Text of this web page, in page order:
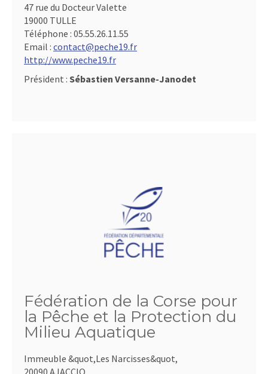
47 rue du Docteur Valette
19000 TULLE
Téléphone : 05.55.26.11.55
Email : contact@peche19.fr
http://www.peche19.fr
Président : Sébastien Versanne-Janodet
Fédération de la Corse pour
la Pêche et la Protection du
Milieu Aquatique
Immeuble &quot,Les Narcisses&quot,